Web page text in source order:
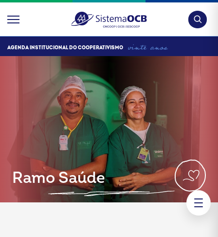
AGENDA INSTITUCIONAL DO COOPERATIVISMO
Ramo Saúde